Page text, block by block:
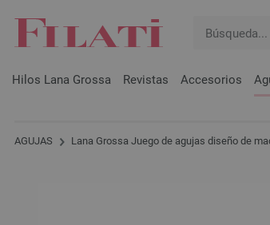
Hilos Lana Grossa Revistas Accesorios
AGUJAS Lana Grossa Juego de agujas diseño de